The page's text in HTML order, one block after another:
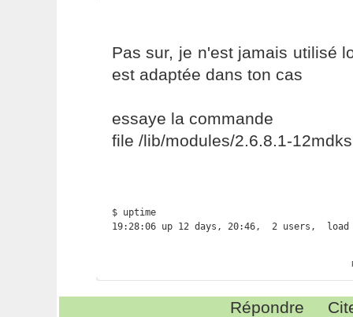
Pas sur, je n'est jamais utilisé
est adaptée dans ton cas
essaye la commande
file /lib/modules/2.6.8.1-
$ uptime
19:28:06 up 12 days, 20:46,  2 users,  load
Répondre